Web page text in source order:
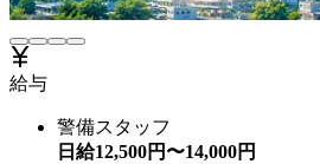
給与
警備スタッフ
日給12,500円〜14,000円